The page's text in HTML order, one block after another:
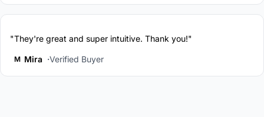
"They're great and super intuitive. Thank you!"
M Mira Verified Buyer